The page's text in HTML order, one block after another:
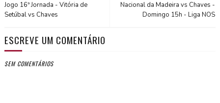
Nacional da Madeira vs Chaves -
Domingo 15h - Liga NOS
Jogo 16ª Jornada - Vitória de
Setúbal vs Chaves
ESCREVE UM COMENTÁRIO
SEM COMENTÁRIOS